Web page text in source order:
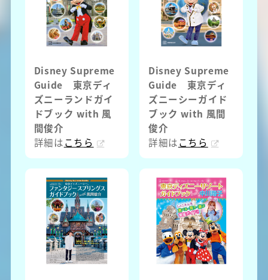
Disney Supreme
Guide 東京ディ
ズニーランドガイ
ドブック with 風
間俊介
詳細はこちら
Disney Supreme
Guide 東京ディ
ズニーシーガイド
ブック with 風間
俊介
詳細はこちら